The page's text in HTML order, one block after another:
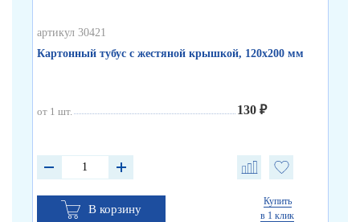
артикул 30421
Картонный тубус с жестяной крышкой, 120х200 мм
от 1 шт. 130 ₽
В корзину
Купить
в 1 клик